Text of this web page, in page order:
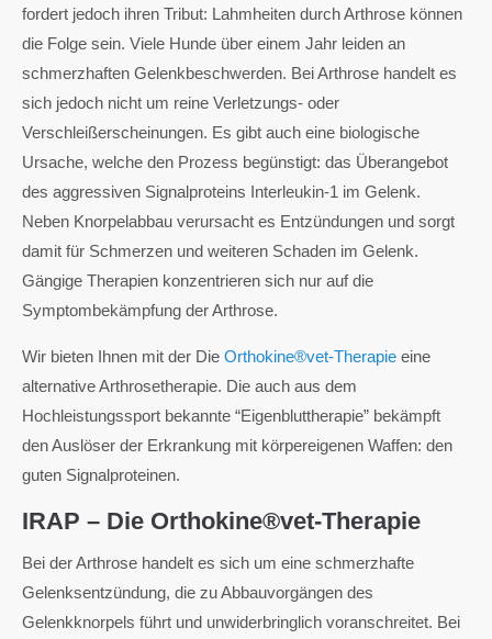
fordert jedoch ihren Tribut: Lahmheiten durch Arthrose können
die Folge sein. Viele Hunde über einem Jahr leiden an
schmerzhaften Gelenkbeschwerden. Bei Arthrose handelt es
sich jedoch nicht um reine Verletzungs- oder
Verschleißerscheinungen. Es gibt auch eine biologische
Ursache, welche den Prozess begünstigt: das Überangebot
des aggressiven Signalproteins Interleukin-1 im Gelenk.
Neben Knorpelabbau verursacht es Entzündungen und sorgt
damit für Schmerzen und weiteren Schaden im Gelenk.
Gängige Therapien konzentrieren sich nur auf die
Symptombekämpfung der Arthrose.
Wir bieten Ihnen mit der Die Orthokine®vet-Therapie eine
alternative Arthrosetherapie. Die auch aus dem
Hochleistungssport bekannte “Eigenbluttherapie” bekämpft
den Auslöser der Erkrankung mit körpereigenen Waffen: den
guten Signalproteinen.
IRAP – Die Orthokine®vet-Therapie
Bei der Arthrose handelt es sich um eine schmerzhafte
Gelenksentzündung, die zu Abbauvorgängen des
Gelenkknorpels führt und unwiderbringlich voranschreitet. Bei